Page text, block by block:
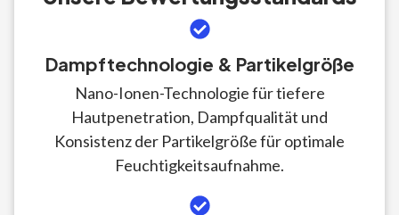
Dampftechnologie & Partikelgröße
Nano-Ionen-Technologie für tiefere
Hautpenetration, Dampfqualität und
Konsistenz der Partikelgröße für optimale
Feuchtigkeitsaufnahme.